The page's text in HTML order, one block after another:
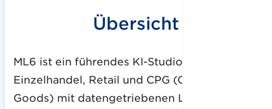
Übersicht
ML6 ist ein führendes KI-Studio, das
Einzelhandel, Retail und CPG (Consumer
Goods) mit datengetriebenen Lösungen